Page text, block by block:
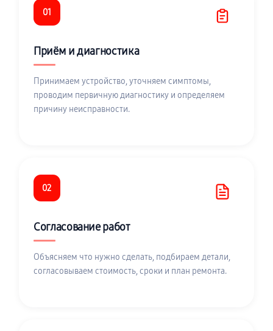
01
Приём и диагностика
Принимаем устройство, уточняем симптомы,
проводим первичную диагностику и определяем
причину неисправности.
02
Согласование работ
Объясняем что нужно сделать, подбираем детали,
согласовываем стоимость, сроки и план ремонта.